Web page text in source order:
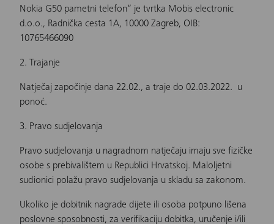
Nokia G50 pametni telefon“ je tvrtka Mobis electronic
d.o.o., Radnička cesta 1A, 10000 Zagreb, OIB:
10765466090
2. Trajanje
Natječaj započinje dana 22.02., a traje do 02.03.2022. u
ponoć.
3. Pravo sudjelovanja
Pravo sudjelovanja u nagradnom natječaju imaju sve fizičke
osobe s prebivalištem u Republici Hrvatskoj. Maloljetni
sudionici polažu pravo sudjelovanja u skladu sa zakonom.
Ukoliko je dobitnik nagrade dijete ili osoba potpuno lišena
poslovne sposobnosti, za verifikaciju dobitka, uručenje i/ili